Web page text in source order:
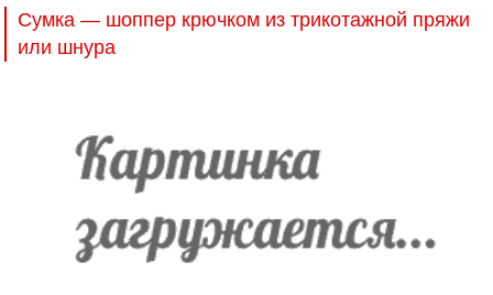
Сумка — шоппер крючком из трикотажной пряжи
или шнура